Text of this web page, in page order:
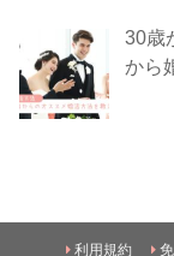
30歳
から
利用規約